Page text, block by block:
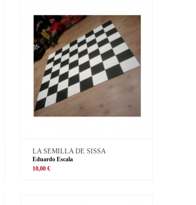
LA SEMILLA DE SISSA
Eduardo Escala
10,00 €